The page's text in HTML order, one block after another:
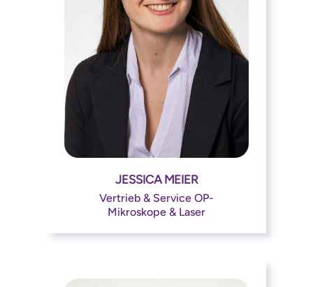
 
JESSICA MEIER
Vertrieb & Service OP-
Mikroskope & Laser